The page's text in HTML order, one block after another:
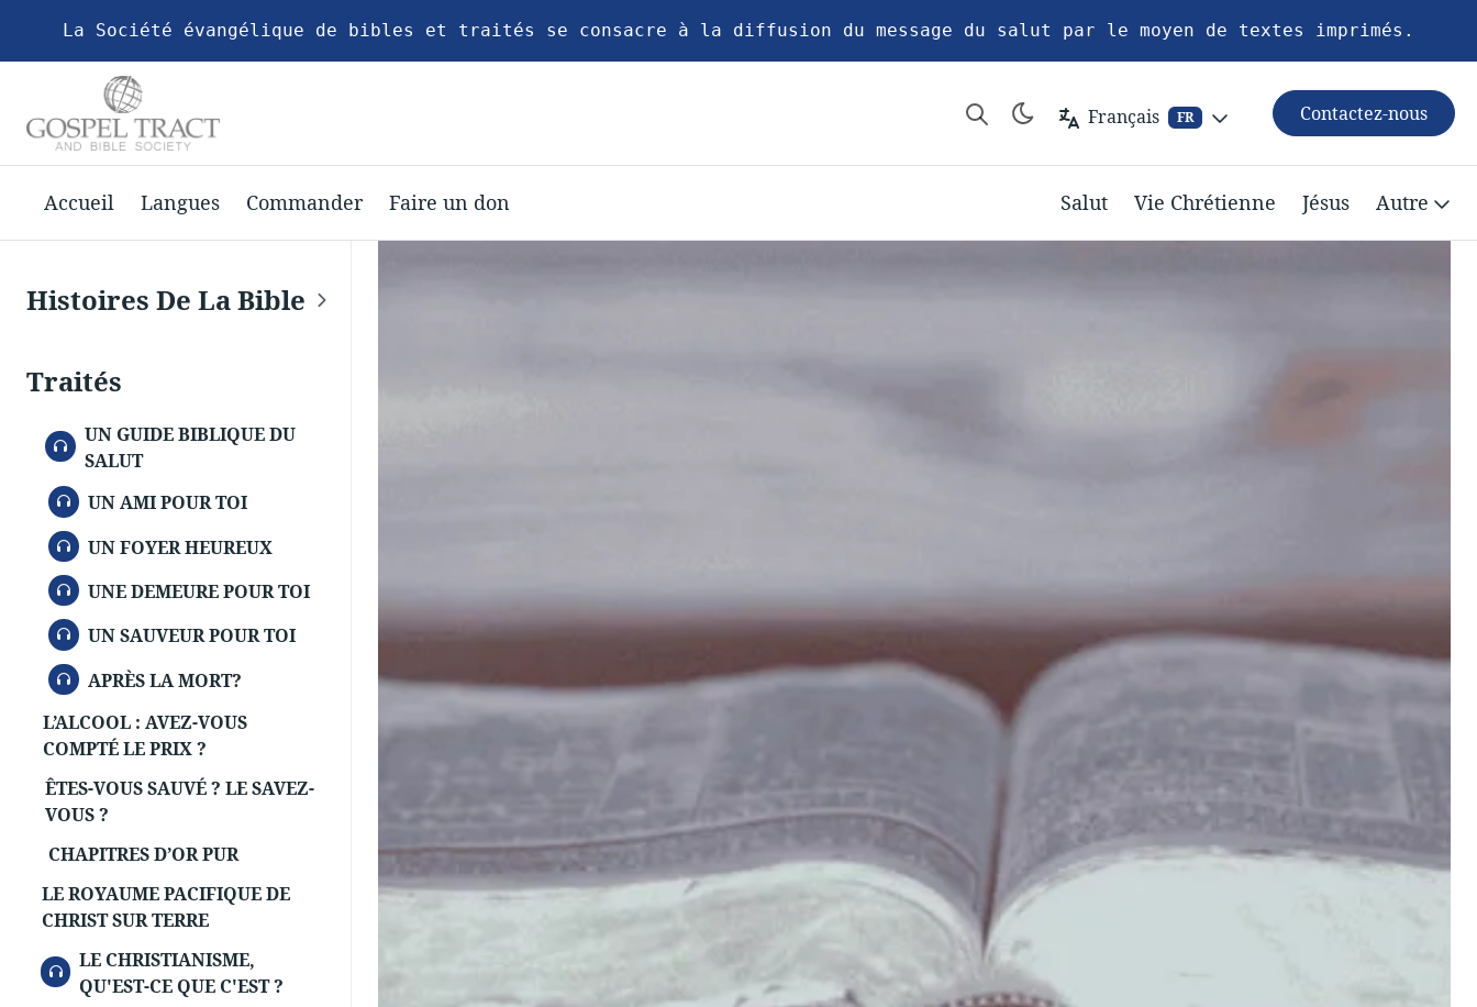
La Société évangélique de bibles et traités se consacre à la diffusion du message du salut par le moyen de textes imprimés.
Français FR Contactez-nous
Accueil Langues Commander Faire un don Salut Vie Chrétienne Jésus Autre
Histoires De La Bible
Traités
AUDIO
UN GUIDE BIBLIQUE DU
SALUT
AUDIO
UN AMI POUR TOI
AUDIO
UN FOYER HEUREUX
AUDIO
UNE DEMEURE POUR TOI
AUDIO
UN SAUVEUR POUR TOI
AUDIO
APRÈS LA MORT?
L’ALCOOL : AVEZ-VOUS
COMPTÉ LE PRIX ?
ÊTES-VOUS SAUVÉ ? LE SAVEZ-
VOUS ?
CHAPITRES D’OR PUR
LE ROYAUME PACIFIQUE DE
CHRIST SUR TERRE
AUDIOLE CHRISTIANISME,
QU'EST-CE QUE C'EST ?